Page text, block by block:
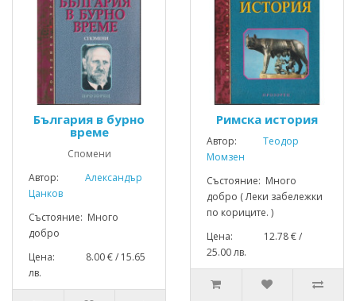
България в бурно
време
Спомени
Автор:
Александър
Цанков
Състояние: Много
добро
Цена: 8.00 € / 15.65
лв.
Римска история
Автор:
Теодор
Момзен
Състояние: Много
добро ( Леки забележки
по кориците. )
Цена: 12.78 € /
25.00 лв.